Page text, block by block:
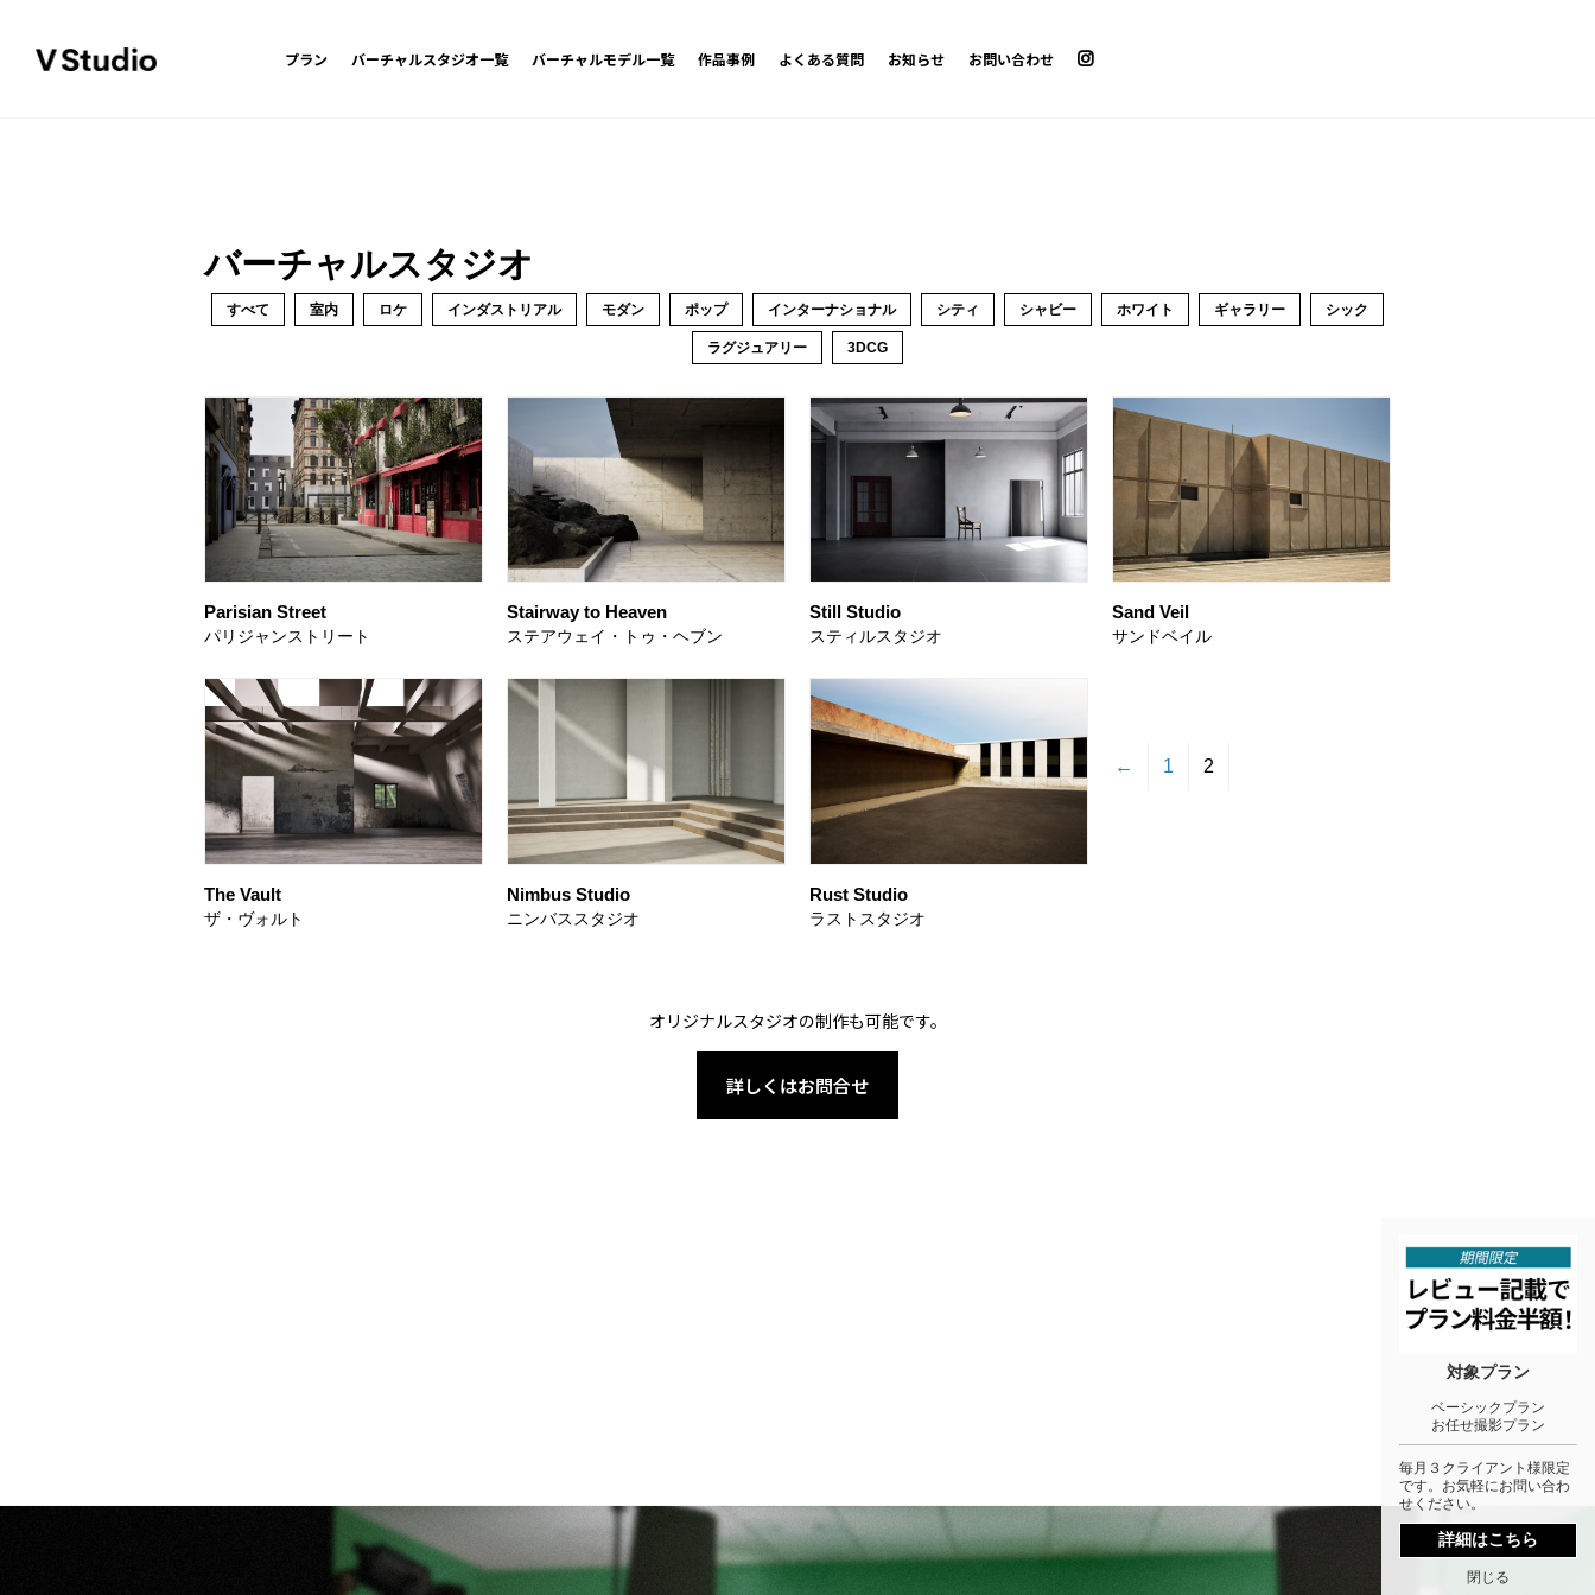
プラン バーチャルスタジオ一覧 バーチャルモデル一覧 作品事例 よくある質問 お知らせ お問い合わせ
バーチャルスタジオ
すべて 室内 ロケ インダストリアル モダン ポップ インターナショナル シティ シャビー ホワイト ギャラリー シック
ラグジュアリー 3DCG
Parisian Street
パリジャンストリート
Stairway to Heaven
ステアウェイ・トゥ・ヘブン
Still Studio
スティルスタジオ
Sand Veil
サンドベイル
The Vault
ザ・ヴォルト
Nimbus Studio
ニンバススタジオ
Rust Studio
ラストスタジオ
← 1 2
オリジナルスタジオの制作も可能です。
詳しくはお問合せ
対象プラン
ベーシックプラン
お任せ撮影プラン
毎月３クライアント様限定
です。お気軽にお問い合わ
せください。
詳細はこちら
閉じる